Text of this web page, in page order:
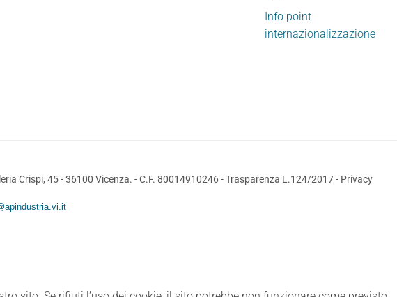
Info point
internazionalizzazione
Crispi, 45 - 36100 Vicenza. - C.F. 80014910246 -Trasparenza L.124/2017- Privacy